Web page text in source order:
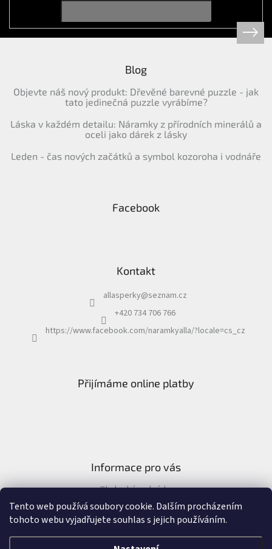
Tento web používá soubory cookie. Dalším procházením
tohoto webu vyjadřujete souhlas s jejich používáním.
Blog
Objevte náš nový produkt: Dřevěné barevné puzzle - jak
tato jedinečná puzzle vyrábíme?
Láska v každém detailu: Náramky z přírodních minerálů a
oceli jako dárek z lásky
Leden - čas nových začátků a symbol kozoroha i vodnáře
Facebook
Kontakt
allasperky@seznam.cz
+420 734 706 766
https://www.facebook.com/naramkyalla/?locale=cs_cz
Přijímáme online platby
Informace pro vás
Obchodní podmínky
Formulář pro odstoupení od kupní smlouvy